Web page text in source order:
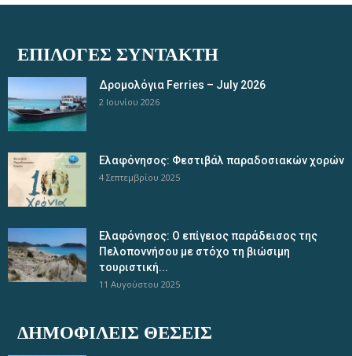
ΕΠΙΛΟΓΈΣ ΣΥΝΤΆΚΤΗ
Δρομολόγια Ferries – July 2026
2 Ιουνίου 2026
Ελαφόνησος: Φεστιβάλ παραδοσιακών χορών
4 Σεπτεμβρίου 2025
Ελαφόνησος: Ο επίγειος παράδεισος της
Πελοποννήσου με στόχο τη βιώσιμη
τουριστική...
11 Αυγούστου 2025
ΔΗΜΟΦΙΛΕΊΣ ΘΈΣΕΙΣ